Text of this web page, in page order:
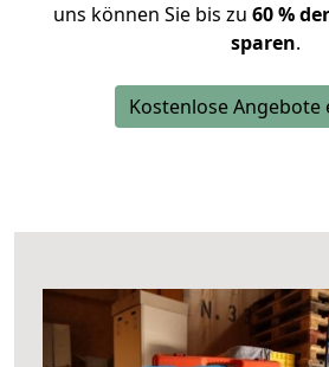
uns können Sie bis zu 60 %
sparen.
Kostenlose Angebote